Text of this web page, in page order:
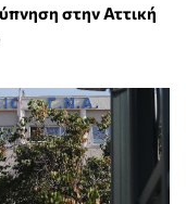
στην Αττική